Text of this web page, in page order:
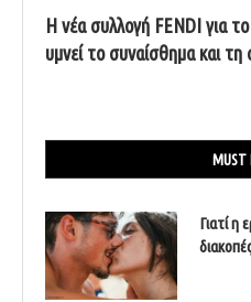
Η νέα συλλογή FENDI για
υμνεί το συναίσθημα και
MUST
Γιατί η